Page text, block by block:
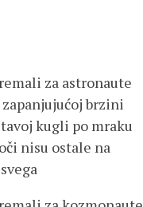
za astronaute
brzini
kugli po mraku
nisu ostale na